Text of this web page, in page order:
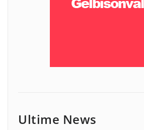
Ultime News